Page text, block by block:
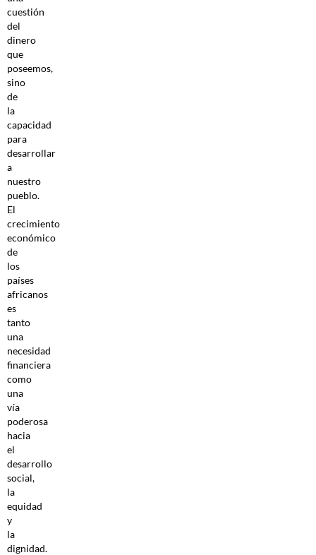
cuestión
del
dinero
que
poseemos,
sino
de
la
capacidad
para
desarrollar
a
nuestro
pueblo.
El
crecimiento
económico
de
los
países
africanos
es
tanto
una
necesidad
financiera
como
una
vía
poderosa
hacia
el
desarrollo
social,
la
equidad
y
la
dignidad.